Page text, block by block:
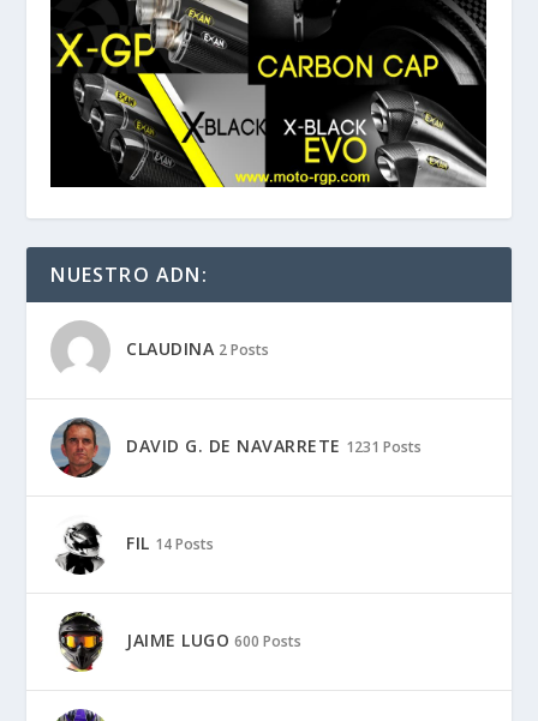
NUESTRO ADN:
CLAUDINA 2 Posts
DAVID G. DE NAVARRETE 1231 Posts
FIL 14 Posts
JAIME LUGO 600 Posts